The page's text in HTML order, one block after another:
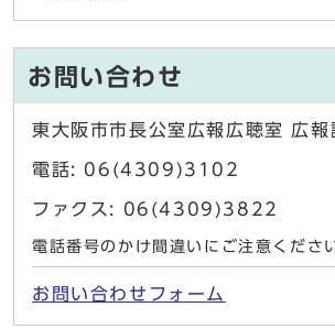
お問い合わせ
東大阪市市長公室広報広聴室 広報
電話: 06(4309)3102
ファクス: 06(4309)3822
電話番号のかけ間違いにご注意くださ
お問い合わせフォーム